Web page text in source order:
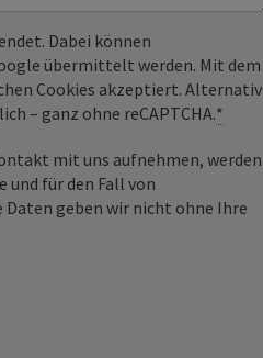
Dabei können
übermittelt werden. Mit dem
Cookies akzeptiert. Alternativ
– ganz ohne reCAPTCHA.*
mit uns aufnehmen, werden
und für den Fall von
Daten geben wir nicht ohne Ihre